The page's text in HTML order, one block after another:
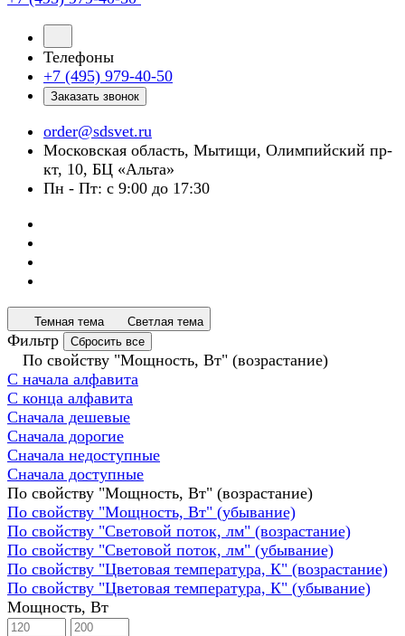
Телефоны
+7 (495) 979-40-50
Заказать звонок
order@sdsvet.ru
Московская область, Мытищи, Олимпийский пр-
кт, 10, БЦ «Альта»
Пн - Пт: с 9:00 до 17:30
Темная тема Светлая тема
Фильтр Сбросить все
По свойству "Мощность, Вт" (возрастание)
С начала алфавита
С конца алфавита
Сначала дешевые
Сначала дорогие
Сначала недоступные
Сначала доступные
По свойству "Мощность, Вт" (возрастание)
По свойству "Мощность, Вт" (убывание)
По свойству "Световой поток, лм" (возрастание)
По свойству "Световой поток, лм" (убывание)
По свойству "Цветовая температура, К" (возрастание)
По свойству "Цветовая температура, К" (убывание)
Мощность, Вт